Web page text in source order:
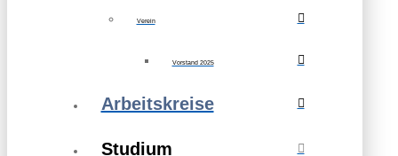
Verein
Vorstand 2025
Arbeitskreise
Studium